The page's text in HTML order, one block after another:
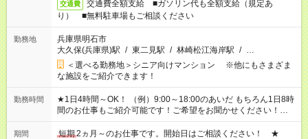
交通費
交通費全額支給 ■ガソリン代も全額支給（規定あ
り） ■無料駐車場もご相談ください
勤務地
兵庫県明石市
大久保(兵庫県)駅 / 東二見駅 / 林崎松江海岸駅 / …
＜選べる勤務地＞シニア向けマンション ※他にもさまざま
な施設をご紹介できます！
勤務時間
★1日4時間～OK！ （例）9:00～18:00のあいだ もちろん1日8時
間のお仕事もご紹介可能です！ご希望をお聞かせください！★家
庭の都合でお休みが必要な場合も遠慮なくご相談ください。 ※
週最低15時間以上の勤務が必要です
期間 短期2ヵ月～のお仕事です。開始日はご相談ください！ ★